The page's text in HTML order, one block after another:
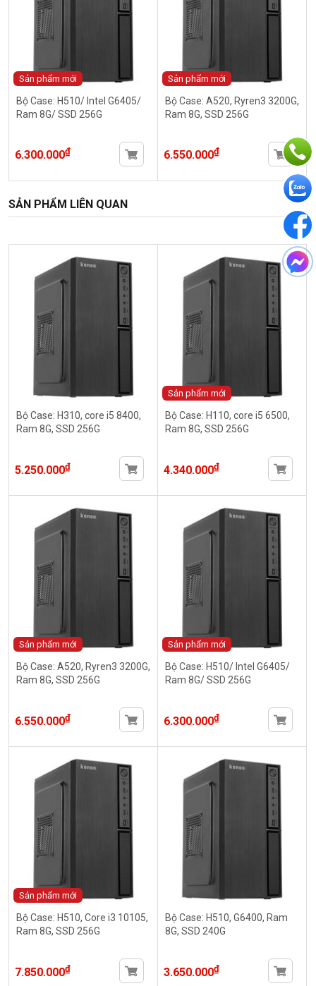
Sản phẩm mới
Bộ Case: H510/ Intel G6405/
Ram 8G/ SSD 256G
6.300.000₫
Sản phẩm mới
Bộ Case: A520, Ryren3 3200G,
Ram 8G, SSD 256G
6.550.000₫
SẢN PHẨM LIÊN QUAN
Bộ Case: H310, core i5 8400,
Ram 8G, SSD 256G
5.250.000₫
Sản phẩm mới
Bộ Case: H110, core i5 6500,
Ram 8G, SSD 256G
4.340.000₫
Sản phẩm mới
Bộ Case: A520, Ryren3 3200G,
Ram 8G, SSD 256G
6.550.000₫
Sản phẩm mới
Bộ Case: H510/ Intel G6405/
Ram 8G/ SSD 256G
6.300.000₫
Sản phẩm mới
Bộ Case: H510, Core i3 10105,
Ram 8G, SSD 256G
7.850.000₫
Bộ Case: H510, G6400, Ram
8G, SSD 240G
3.650.000₫